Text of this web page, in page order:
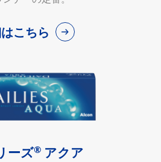
こちら
ーズ® アクア